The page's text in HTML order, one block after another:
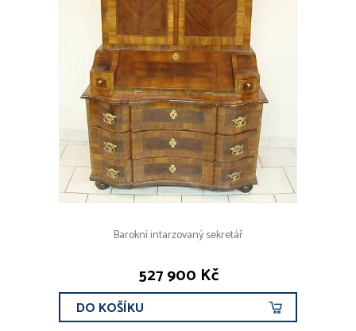
Obecný kov
před r. 1800
19. stol
1890 - 1940
od r. 1940
současnost
FILTROVAT
AUTOŘI A ZNAČKY
Marcel Breuer (2x)
období a styl baroko (1x)
Barokní intarzovaný sekretář
527 900 Kč
DO KOŠÍKU